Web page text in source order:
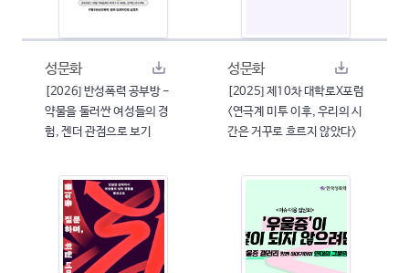
성문화
[2026] 반성폭력 공부방 -
약물을 둘러싼 여성들의 경
험, 젠더 관점으로 보기
성문화
[2025] 제10차 대학로X포럼
<연극계 미투 이후, 우리의 시
간은 거꾸로 흐르지 않았다>